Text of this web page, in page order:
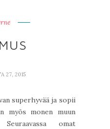
27, 2015
superhyvää ja sopii
myös monen muun
omat